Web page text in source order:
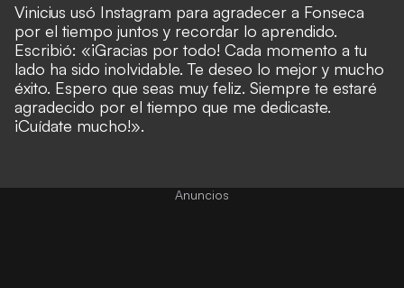
Vinicius usó Instagram para agradecer a Fonseca
por el tiempo juntos y recordar lo aprendido.
Escribió: «¡Gracias por todo! Cada momento a tu
lado ha sido inolvidable. Te deseo lo mejor y mucho
éxito. Espero que seas muy feliz. Siempre te estaré
agradecido por el tiempo que me dedicaste.
¡Cuídate mucho!».